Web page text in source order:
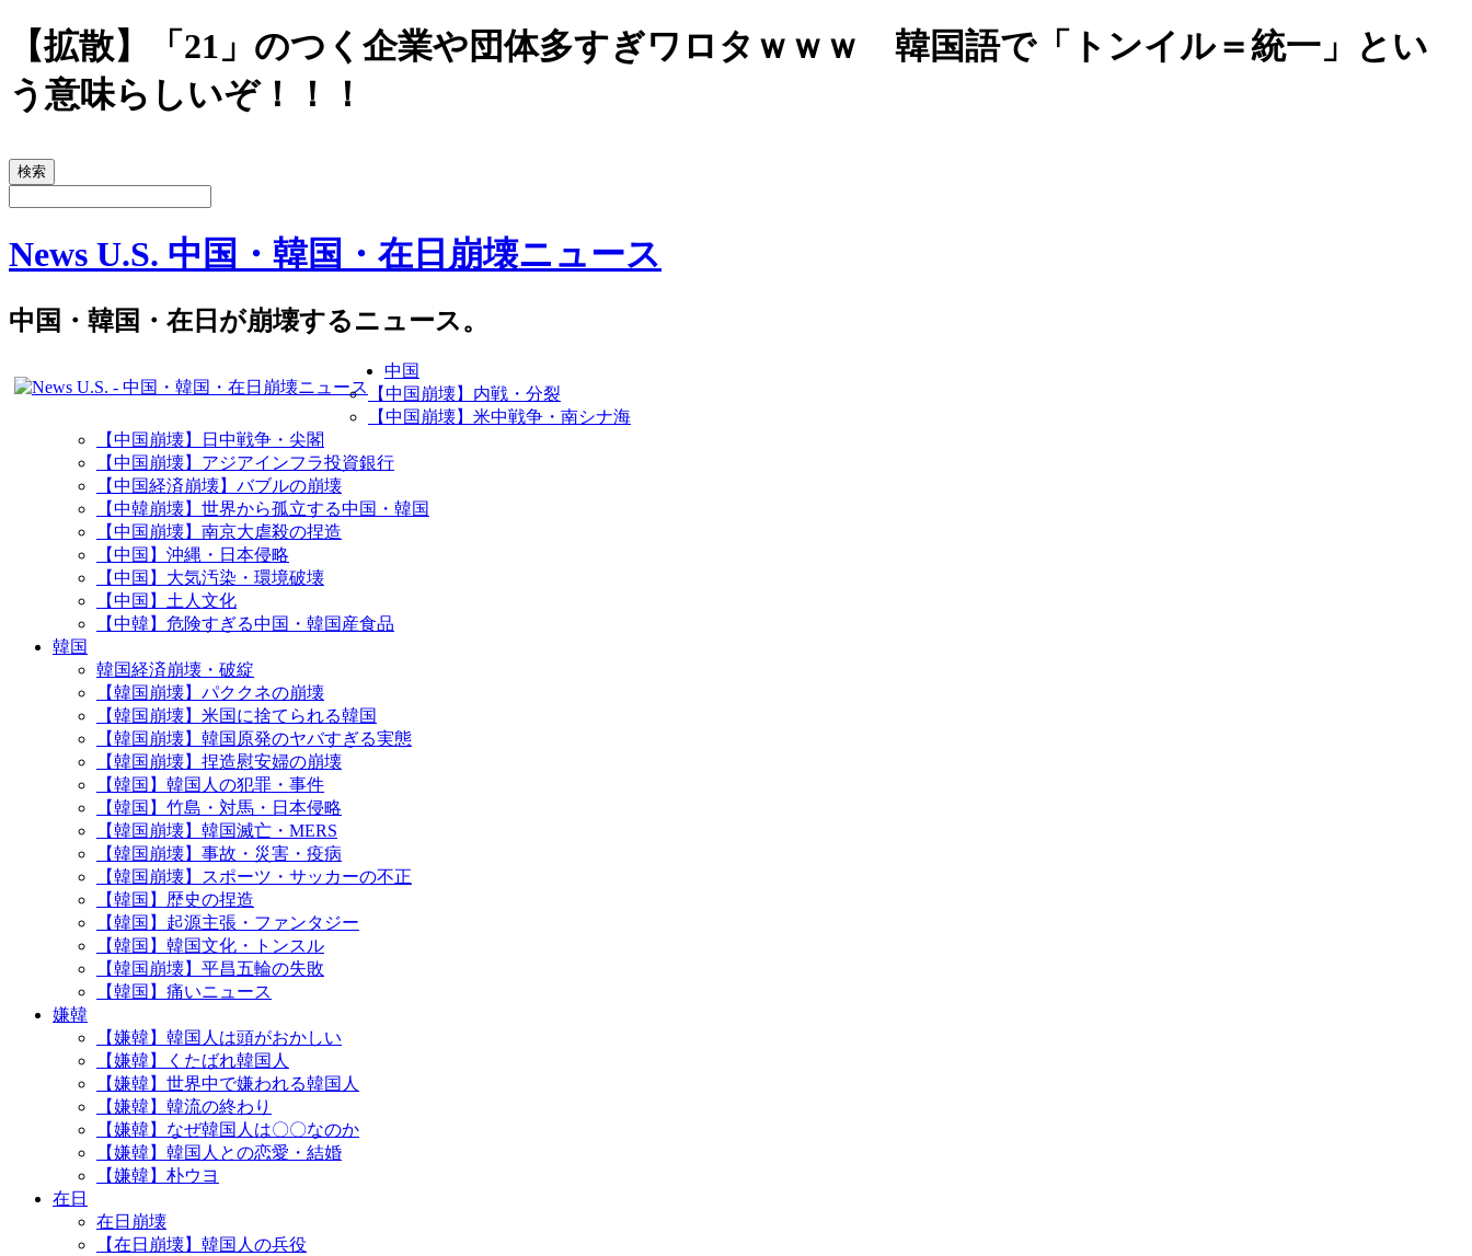
【拡散】「21」のつく企業や団体多すぎワロタｗｗｗ 韓国語で「トンイル＝統一」とい
う意味らしいぞ！！！
News U.S. 中国・韓国・在日崩壊ニュース
中国・韓国・在日が崩壊するニュース。
中国
【中国崩壊】内戦・分裂
【中国崩壊】米中戦争・南シナ海
【中国崩壊】日中戦争・尖閣
【中国崩壊】アジアインフラ投資銀行
【中国経済崩壊】バブルの崩壊
【中韓崩壊】世界から孤立する中国・韓国
【中国崩壊】南京大虐殺の捏造
【中国】沖縄・日本侵略
【中国】大気汚染・環境破壊
【中国】土人文化
【中韓】危険すぎる中国・韓国産食品
韓国
韓国経済崩壊・破綻
【韓国崩壊】パククネの崩壊
【韓国崩壊】米国に捨てられる韓国
【韓国崩壊】韓国原発のヤバすぎる実態
【韓国崩壊】捏造慰安婦の崩壊
【韓国】韓国人の犯罪・事件
【韓国】竹島・対馬・日本侵略
【韓国崩壊】韓国滅亡・MERS
【韓国崩壊】事故・災害・疫病
【韓国崩壊】スポーツ・サッカーの不正
【韓国】歴史の捏造
【韓国】起源主張・ファンタジー
【韓国】韓国文化・トンスル
【韓国崩壊】平昌五輪の失敗
【韓国】痛いニュース
嫌韓
【嫌韓】韓国人は頭がおかしい
【嫌韓】くたばれ韓国人
【嫌韓】世界中で嫌われる韓国人
【嫌韓】韓流の終わり
【嫌韓】なぜ韓国人は〇〇なのか
【嫌韓】韓国人との恋愛・結婚
【嫌韓】朴ウヨ
在日
在日崩壊
【在日崩壊】韓国人の兵役